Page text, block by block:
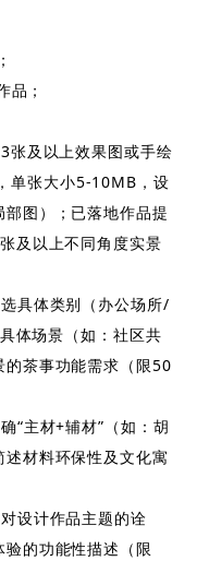
品；
及以上效果图或手绘
单张大小5-10MB，设
图）；已落地作品提
及以上不同角度实景
具体类别（办公场所/
体场景（如：社区共
茶事功能需求（限50
“主材+辅材”（如：胡
材料环保性及文化寓
设计作品主题的诠
的功能性描述（限